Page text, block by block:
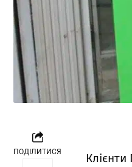
ПОДІЛИТИСЯ